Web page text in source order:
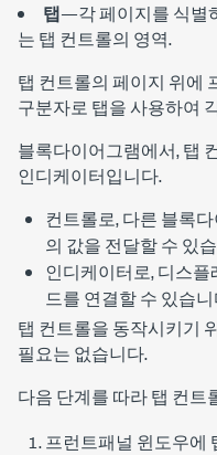
탭—각 페이지를 식별
는 탭 컨트롤의 영역.
탭 컨트롤의 페이지 위에
구분자로 탭을 사용하여
블록다이어그램에서, 탭
인디케이터입니다.
컨트롤로, 다른 블록
의 값을 전달할 수 있
인디케이터로, 디스
드를 연결할 수 있습
탭 컨트롤을 동작시키기
필요는 없습니다.
다음 단계를 따라 탭 컨트
프런트패널 윈도우에